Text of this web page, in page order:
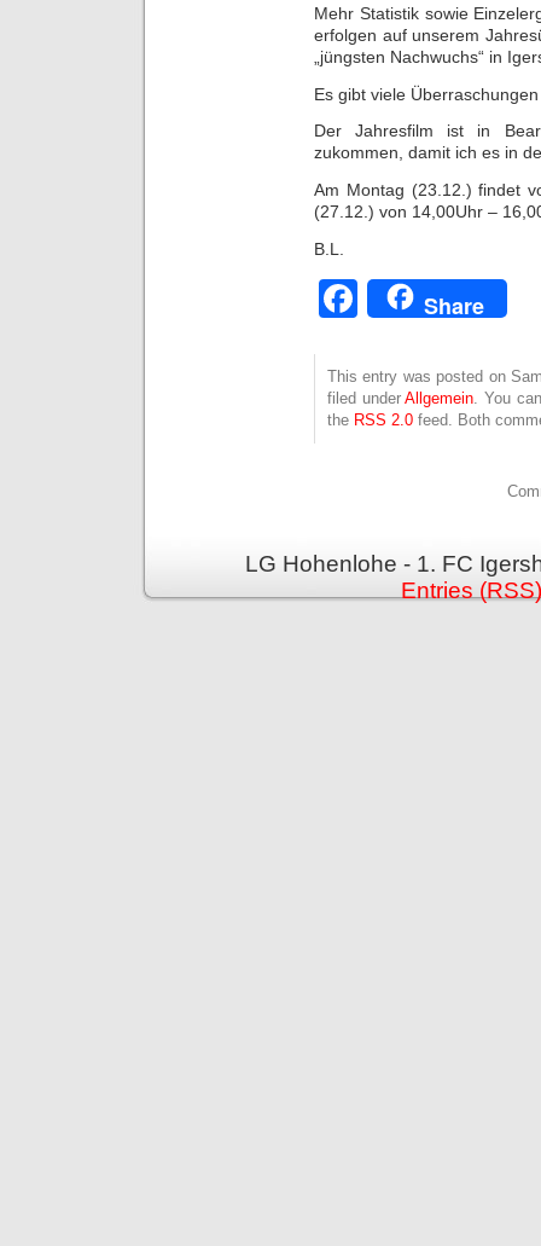
Mehr Statistik sowie
erfolgen auf unserem
„jüngsten Nachwuchs“ in
Es gibt viele
Der Jahresfilm ist in
zukommen, damit ich es in
Am Montag (23.12.) findet
(27.12.) von 14,00Uhr –
B.L.
Facebook
Share
This entry was posted on
filed underAllgemein . You
the RSS 2.0 feed. Both
LG Hohenlohe - 1. FC
Entries (RSS)